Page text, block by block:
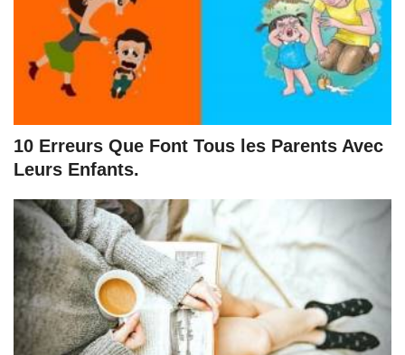
10 Erreurs Que Font Tous les Parents Avec
Leurs Enfants.